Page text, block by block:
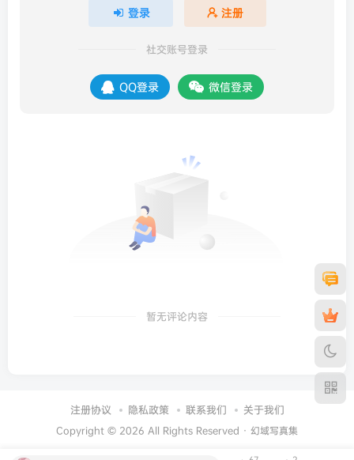
登录 注册
社交账号登录
QQ登录 微信登录
暂无评论内容
注册协议 隐私政策 联系我们 关于我们
Copyright © 2026 All Rights Reserved · 幻域写真集